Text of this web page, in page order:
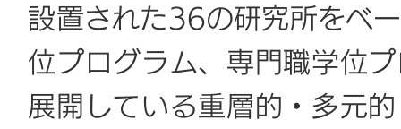
設置された36の研究所をベ
位プログラム、専門職学位
展開している重層的・多元